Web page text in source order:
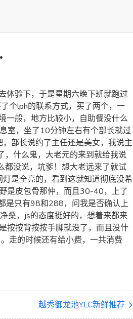
体验下，于是星期六晚下班就跑过
个lph的联系方式，买了两个，一
一般，地方比较小，自助餐没什么
室，坐了10分钟左右有个部长就过
部长说约了主任还是美女，我说主
什么鬼，大老元的来到就给我说
没说，坑爹！想大老远来了就试
是全亮的，看到这就知道彻底没希
是皮包骨那仲，而且30-40，上了
是只有98和288，问我是否确认上
桑，js的态度挺好的，想着来都来
按按背按按手脚就没了，而且没什
走的时候还有给小费，一共消费
越秀御龙池YLC新鲜推荐